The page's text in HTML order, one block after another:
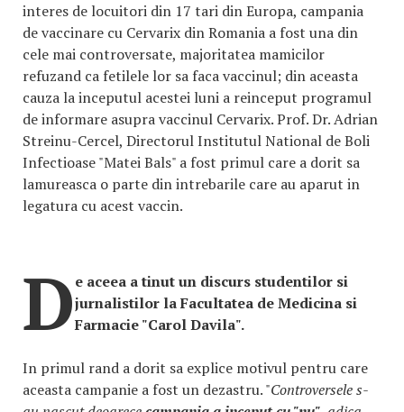
interes de locuitori din 17 tari din Europa, campania
de vaccinare cu Cervarix din Romania a fost una din
cele mai controversate, majoritatea mamicilor
refuzand ca fetilele lor sa faca vaccinul; din aceasta
cauza la inceputul acestei luni a reinceput programul
de informare asupra vaccinul Cervarix. Prof. Dr. Adrian
Streinu-Cercel, Directorul Institutul National de Boli
Infectioase "Matei Bals" a fost primul care a dorit sa
lamureasca o parte din intrebarile care au aparut in
legatura cu acest vaccin.
De aceea a tinut un discurs studentilor si
jurnalistilor la Facultatea de Medicina si
Farmacie "Carol Davila".
In primul rand a dorit sa explice motivul pentru care
aceasta campanie a fost un dezastru. "Controversele s-